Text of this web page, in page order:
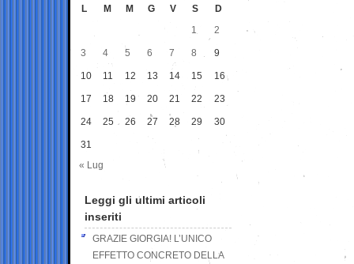
L M M G V S
D
1
2
3 4 5 6 7 8 9
10 11 12 13 14 15 16
17 18 19 20 21 22 23
24 25 26 27 28 29 30
31
« Lug
Leggi gli ultimi articoli
inseriti
GRAZIE GIORGIA! L’UNICO
EFFETTO CONCRETO DELLA